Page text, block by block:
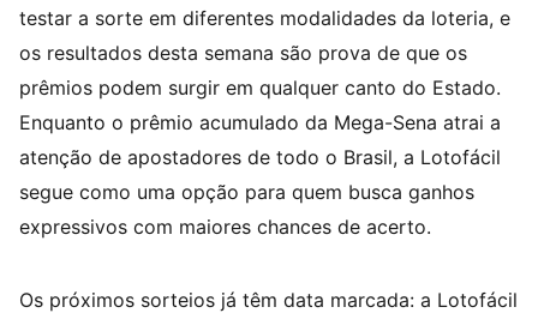
testar a sorte em diferentes modalidades da loteria, e
os resultados desta semana são prova de que os
prêmios podem surgir em qualquer canto do Estado.
Enquanto o prêmio acumulado da Mega-Sena atrai a
atenção de apostadores de todo o Brasil, a Lotofácil
segue como uma opção para quem busca ganhos
expressivos com maiores chances de acerto.
Os próximos sorteios já têm data marcada: a Lotofácil